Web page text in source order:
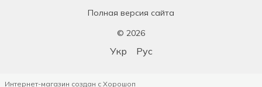
Полная версия сайта
© 2026
Укр Рус
Интернет-магазин создан с Хорошоп